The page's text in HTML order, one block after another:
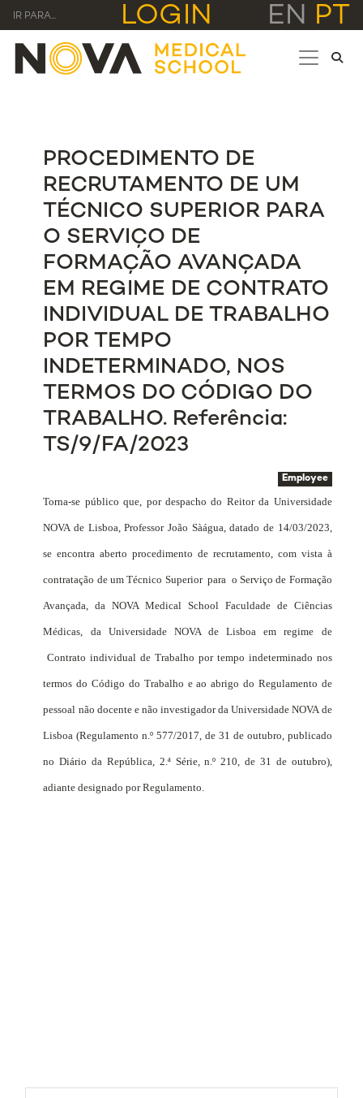
IR PARA... LOGIN EN PT
PROCEDIMENTO DE
RECRUTAMENTO DE UM
TÉCNICO SUPERIOR PARA
O SERVIÇO DE
FORMAÇÃO AVANÇADA
EM REGIME DE CONTRATO
INDIVIDUAL DE TRABALHO
POR TEMPO
INDETERMINADO, NOS
TERMOS DO CÓDIGO DO
TRABALHO. Referência:
TS/9/FA/2023
Employee
Torna-se público que, por despacho do Reitor da Universidade
NOVA de Lisboa, Professor João Sàágua, datado de 14/03/2023,
se encontra aberto procedimento de recrutamento, com vista à
contratação de um Técnico Superior para o Serviço de Formação
Avançada, da NOVA Medical School Faculdade de Ciências
Médicas, da Universidade NOVA de Lisboa em regime de
Contrato individual de Trabalho por tempo indeterminado nos
termos do Código do Trabalho e ao abrigo do Regulamento de
pessoal não docente e não investigador da Universidade NOVA de
Lisboa (Regulamento n.º 577/2017, de 31 de outubro, publicado
no Diário da República, 2.ª Série, n.º 210, de 31 de outubro),
adiante designado por Regulamento.